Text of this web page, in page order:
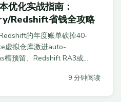
优化实战指南：
Redshift省钱全攻略
的年度账单砍掉40-
虚拟仓库激进auto-
槽预留、Redshift RA3或
客户案例总结。
9 分钟阅读